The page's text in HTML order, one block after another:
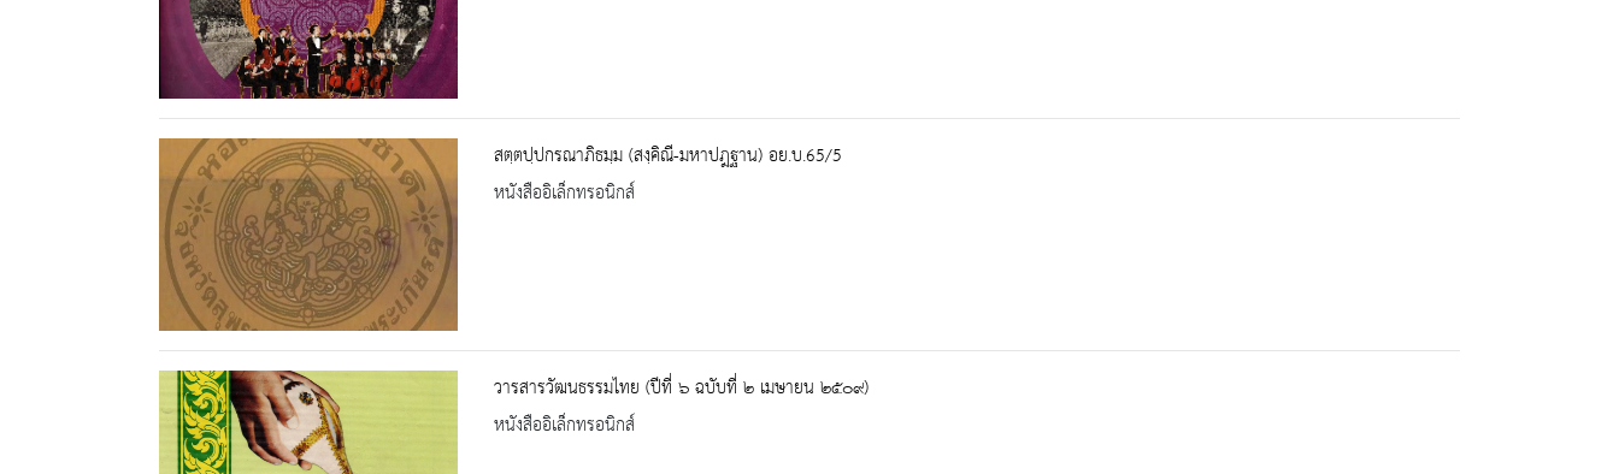
สตฺตปฺปกรณาภิธมฺม (สงฺคิณี-มหาปฎฐาน) อย.บ.65/5
หนังสืออิเล็กทรอนิกส์
วารสารวัฒนธรรมไทย (ปีที่ ๖ ฉบับที่ ๒ เมษายน ๒๕๐๙)
หนังสืออิเล็กทรอนิกส์